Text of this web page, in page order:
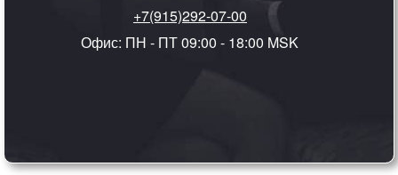
+7(915)292-07-00
Офис: ПН - ПТ 09:00 - 18:00 MSK